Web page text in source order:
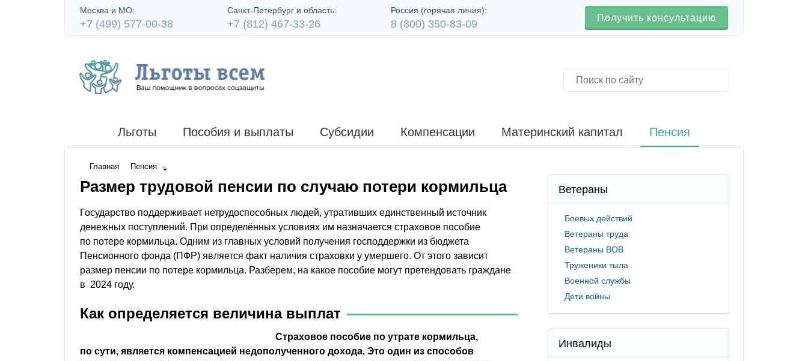
Льготы Пособия и выплаты Субсидии Компенсации Материнский капитал Пенсия
Главная Пенсия
Размер трудовой пенсии по случаю потери кормильца
Государство поддерживает нетрудоспособных людей, утративших единственный источник
денежных поступлений. При определённых условиях им назначается страховое пособие
по потере кормильца. Одним из главных условий получения господдержки из бюджета
Пенсионного фонда (ПФР) является факт наличия страховки у умершего. От этого зависит
размер пенсии по потере кормильца. Разберем, на какое пособие могут претендовать граждане
в 2024 году.
Как определяется величина выплат
Страховое пособие по утрате кормильца,
по сути, является компенсацией недополученного дохода. Это один из способов
Ветераны
Боевых действий
Ветераны труда
Ветераны ВОВ
Труженики тыла
Военной службы
Дети войны
Инвалиды
Москва и МО:
+7 (499) 577-00-38
Санкт-Петербург и область:
+7 (812) 467-33-26
Россия (горячая линия):
8 (800) 350-83-09
Получить консультацию